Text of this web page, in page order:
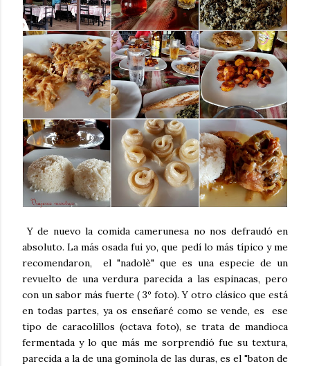
Y de nuevo la comida camerunesa no nos defraudó en
absoluto. La más osada fui yo, que pedí lo más típico y me
recomendaron, el "nadolè" que es una especie de un
revuelto de una verdura parecida a las espinacas, pero
con un sabor más fuerte ( 3º foto). Y otro clásico que está
en todas partes, ya os enseñaré como se vende, es ese
tipo de caracolillos (octava foto), se trata de mandioca
fermentada y lo que más me sorprendió fue su textura,
parecida a la de una gominola de las duras, es el "baton de